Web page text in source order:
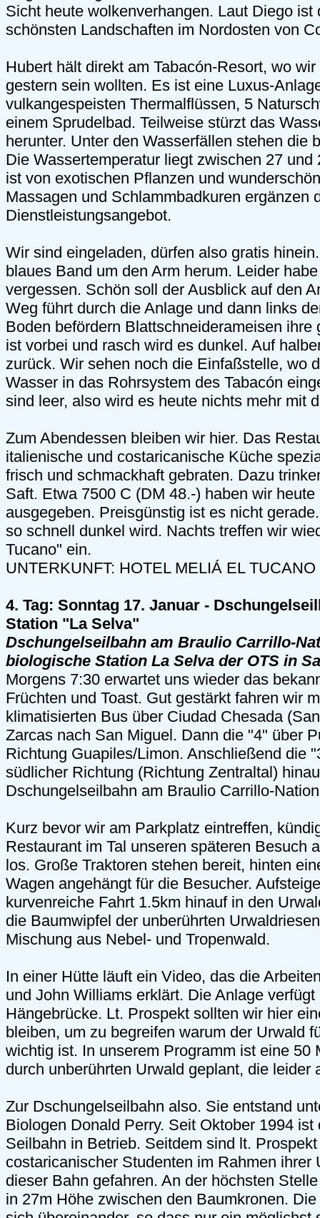
Sicht heute wolkenverhangen. Laut Diego ist
schönsten Landschaften im Nordosten von
Hubert hält direkt am Tabacón-Resort, wo
gestern sein wollten. Es ist eine Luxus-
vulkangespeisten Thermalflüssen, 5
einem Sprudelbad. Teilweise stürzt das
herunter. Unter den Wasserfällen stehen die
Die Wassertemperatur liegt zwischen 27 und
ist von exotischen Pflanzen und
Massagen und Schlammbadkuren ergänzen
Dienstleistungsangebot.
Wir sind eingeladen, dürfen also gratis
blaues Band um den Arm herum. Leider
vergessen. Schön soll der Ausblick auf den
Weg führt durch die Anlage und dann links
Boden befördern Blattschneiderameisen ihre
ist vorbei und rasch wird es dunkel. Auf
zurück. Wir sehen noch die Einfaßstelle, wo
Wasser in das Rohrsystem des Tabacón
sind leer, also wird es heute nichts mehr mit
Zum Abendessen bleiben wir hier. Das
italienische und costaricanische Küche
frisch und schmackhaft gebraten. Dazu
Saft. Etwa 7500 C (DM 48.-) haben wir
ausgegeben. Preisgünstig ist es nicht
so schnell dunkel wird. Nachts treffen wir
Tucano" ein.
UNTERKUNFT: HOTEL MELIÁ EL
4. Tag: Sonntag 17. Januar -
Station "La Selva"
Dschungelseilbahn am Braulio Carrillo-
biologische Station La Selva der OTS in
Morgens 7:30 erwartet uns wieder das
Früchten und Toast. Gut gestärkt fahren wir
klimatisierten Bus über Ciudad Chesada
Zarcas nach San Miguel. Dann die "4" über
Richtung Guapiles/Limon. Anschließend die
südlicher Richtung (Richtung Zentraltal)
Dschungelseilbahn am Braulio Carrillo-
Kurz bevor wir am Parkplatz eintreffen,
Restaurant im Tal unseren späteren Besuch
los. Große Traktoren stehen bereit, hinten
Wagen angehängt für die Besucher.
kurvenreiche Fahrt 1.5km hinauf in den
die Baumwipfel der unberührten
Mischung aus Nebel- und Tropenwald.
In einer Hütte läuft ein Video, das die
und John Williams erklärt. Die Anlage
Hängebrücke. Lt. Prospekt sollten wir hier
bleiben, um zu begreifen warum der Urwald
wichtig ist. In unserem Programm ist eine 50
durch unberührten Urwald geplant, die leider
Zur Dschungelseilbahn also. Sie entstand
Biologen Donald Perry. Seit Oktober 1994 ist
Seilbahn in Betrieb. Seitdem sind lt.
costaricanischer Studenten im Rahmen ihrer
dieser Bahn gefahren. An der höchsten
in 27m Höhe zwischen den Baumkronen.